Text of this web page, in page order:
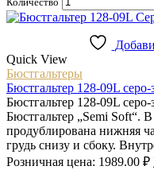
Quick View
Бюстгальтеры
Бюстгальтер 128-09L
Бюстгальтер 128-09L
Бюстгальтер „Semi Soft“.
продублирована нижняя
грудь снизу и сбоку.
Розничная цена: 1989.00 ₽